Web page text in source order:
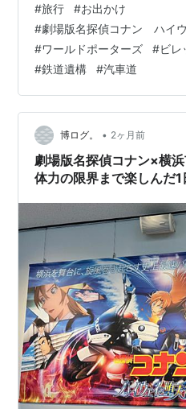
に移動です。正直、この辺り
なっていましたが、合間合間
とか体力を持たせてる状態で
からワールドポーターズへは
「YOKOHAMA AIR CABIN」
が大人１人１０００円、家
#旅行 #お出かけ
#劇場版名探偵コナン ハイ
#ワールドポーターズ #ビレ
#鉄道遺構 #汽車道
博ログ。 • 2ヶ月前
劇場版名探偵コナン×横
体力の限界まで楽しんだ